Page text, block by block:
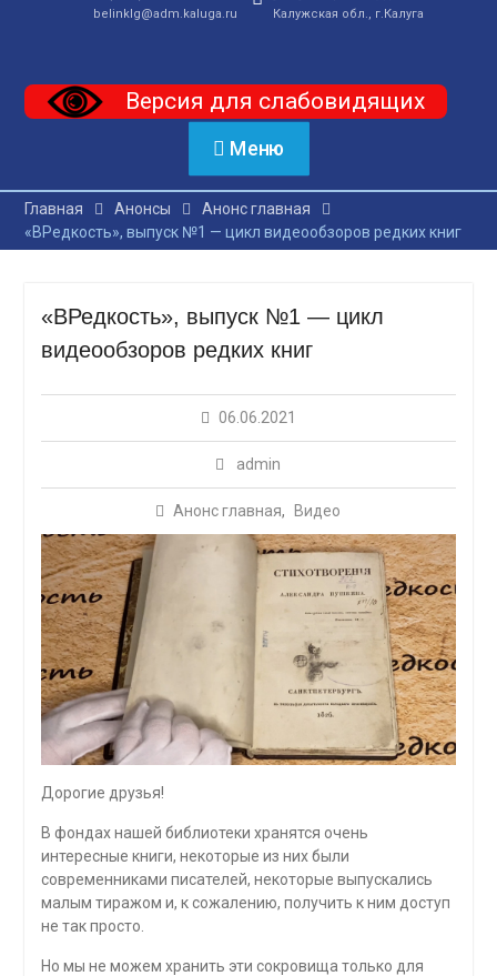
belinklg@adm.kaluga.ru
Калужская обл., г.Калуга
Версия для слабовидящих
Меню
Главная Анонсы
Анонс главная
«ВРедкость», выпуск №1 — цикл видеообзоров редких книг
«ВРедкость», выпуск №1 — цикл
видеообзоров редких книг
06.06.2021
admin
Анонс главная, Видео
Дорогие друзья!
В фондах нашей библиотеки хранятся очень
интересные книги, некоторые из них были
современниками писателей, некоторые выпускались
малым тиражом и, к сожалению, получить к ним доступ
не так просто.
Но мы не можем хранить эти сокровища только для